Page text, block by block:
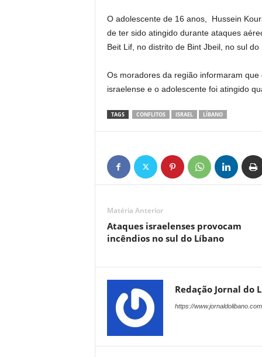
O adolescente de 16 anos, Hussein
de ter sido atingido durante ataques
Beit Lif, no distrito de Bint Jbeil, no sul do
Os moradores da região informaram
israelense e o adolescente foi atingido
TAGS CONFLITOS ISRAEL LÍBANO
Matéria Anterior
Ataques israelenses provocam
incêndios no sul do Líbano
Redação Jornal do
https://